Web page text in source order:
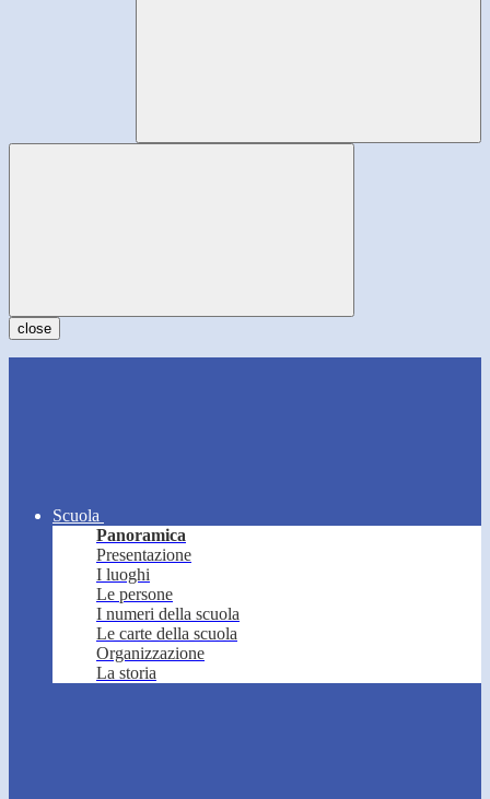
close
Scuola
Panoramica
Presentazione
I luoghi
Le persone
I numeri della scuola
Le carte della scuola
Organizzazione
La storia